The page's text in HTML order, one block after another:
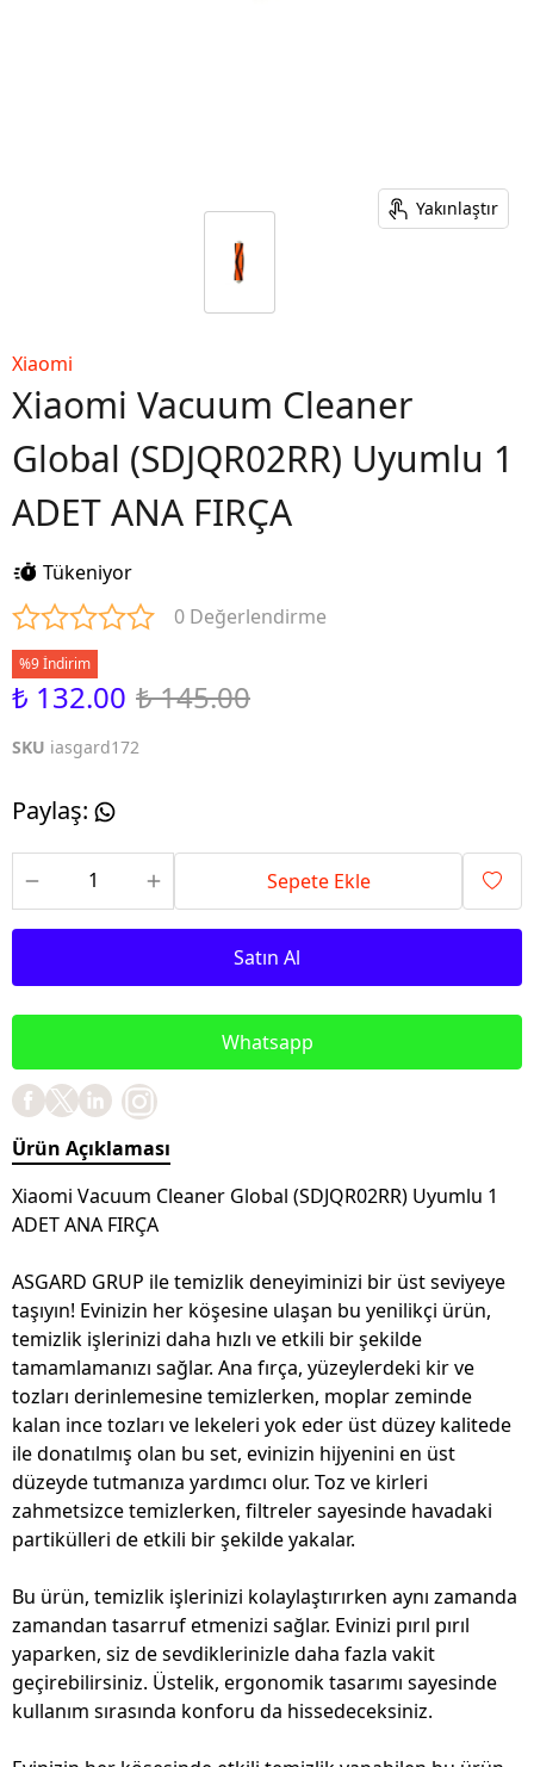
Yakınlaştır
Xiaomi
Xiaomi Vacuum Cleaner
Global (SDJQR02RR) Uyumlu 1
ADET ANA FIRÇA
Tükeniyor
0 Değerlendirme
%9 İndirim
₺ 132.00 ₺ 145.00
SKU iasgard172
Paylaş:
Sepete Ekle
Satın Al
Whatsapp
Ürün Açıklaması
Xiaomi Vacuum Cleaner Global (SDJQR02RR) Uyumlu 1
ADET ANA FIRÇA
ASGARD GRUP ile temizlik deneyiminizi bir üst seviyeye
taşıyın! Evinizin her köşesine ulaşan bu yenilikçi ürün,
temizlik işlerinizi daha hızlı ve etkili bir şekilde
tamamlamanızı sağlar. Ana fırça, yüzeylerdeki kir ve
tozları derinlemesine temizlerken, moplar zeminde
kalan ince tozları ve lekeleri yok eder üst düzey kalitede
ile donatılmış olan bu set, evinizin hijyenini en üst
düzeyde tutmanıza yardımcı olur. Toz ve kirleri
zahmetsizce temizlerken, filtreler sayesinde havadaki
partikülleri de etkili bir şekilde yakalar.
Bu ürün, temizlik işlerinizi kolaylaştırırken aynı zamanda
zamandan tasarruf etmenizi sağlar. Evinizi pırıl pırıl
yaparken, siz de sevdiklerinizle daha fazla vakit
geçirebilirsiniz. Üstelik, ergonomik tasarımı sayesinde
kullanım sırasında konforu da hissedeceksiniz.